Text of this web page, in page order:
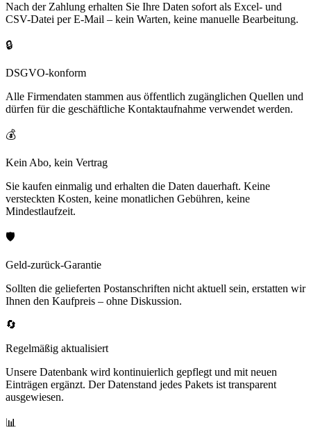
Nach der Zahlung erhalten Sie Ihre Daten sofort als Excel- und
CSV-Datei per E-Mail – kein Warten, keine manuelle Bearbeitung.
🔒
DSGVO-konform
Alle Firmendaten stammen aus öffentlich zugänglichen Quellen und
dürfen für die geschäftliche Kontaktaufnahme verwendet werden.
💰
Kein Abo, kein Vertrag
Sie kaufen einmalig und erhalten die Daten dauerhaft. Keine
versteckten Kosten, keine monatlichen Gebühren, keine
Mindestlaufzeit.
🛡️
Geld-zurück-Garantie
Sollten die gelieferten Postanschriften nicht aktuell sein, erstatten wir
Ihnen den Kaufpreis – ohne Diskussion.
🔄
Regelmäßig aktualisiert
Unsere Datenbank wird kontinuierlich gepflegt und mit neuen
Einträgen ergänzt. Der Datenstand jedes Pakets ist transparent
ausgewiesen.
📊